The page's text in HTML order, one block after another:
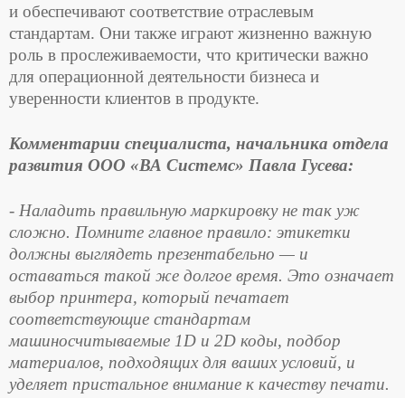
и обеспечивают соответствие отраслевым
стандартам. Они также играют жизненно важную
роль в прослеживаемости, что критически важно
для операционной деятельности бизнеса и
уверенности клиентов в продукте.
Комментарии специалиста, начальника отдела
развития ООО «ВА Системс» Павла Гусева:
- Наладить правильную маркировку не так уж
сложно. Помните главное правило: этикетки
должны выглядеть презентабельно — и
оставаться такой же долгое время. Это означает
выбор принтера, который печатает
соответствующие стандартам
машиносчитываемые 1D и 2D коды, подбор
материалов, подходящих для ваших условий, и
уделяет пристальное внимание к качеству печати.